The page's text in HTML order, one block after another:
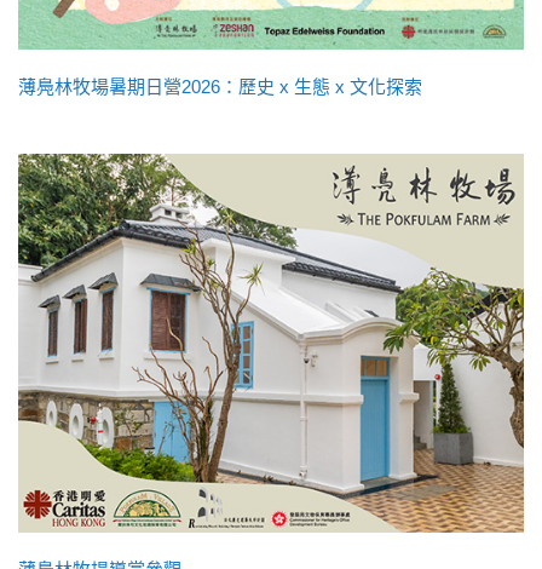
薄鳧林牧場暑期日營2026：歷史 x 生態 x 文化探索